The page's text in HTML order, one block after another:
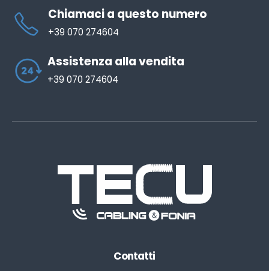
Chiamaci a questo numero
+39 070 274604
Assistenza alla vendita
+39 070 274604
Contatti